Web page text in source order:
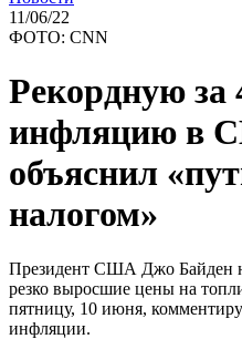
11/06/22
ФОТО: CNN
Рекордную за
инфляцию в
объяснил
налогом»
Президент США Джо Байден
резко выросшие цены на
пятницу, 10 июня,
инфляции.